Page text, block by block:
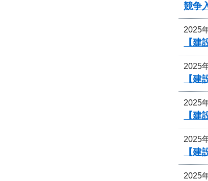
競争
2025
【
2025
【
2025
【
2025
【
2025